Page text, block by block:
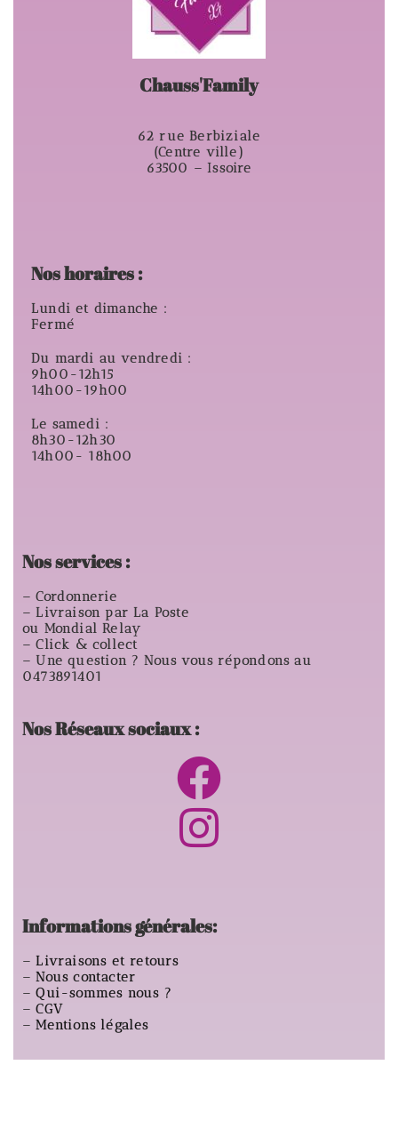
Chauss'Family
62 rue Berbiziale
(Centre ville)
63500 – Issoire
Nos horaires :
Lundi et dimanche :
Fermé
Du mardi au vendredi :
9h00-12h15
14h00-19h00
Le samedi :
8h30-12h30
14h00- 18h00
Nos services :
– Cordonnerie
– Livraison par La Poste
ou Mondial Relay
– Click & collect
– Une question ? Nous vous répondons au
0473891401
Nos Réseaux sociaux :
Informations générales:
–Livraisons et retours
–Nous contacter
–Qui-sommes nous ?
–CGV
–Mentions légales